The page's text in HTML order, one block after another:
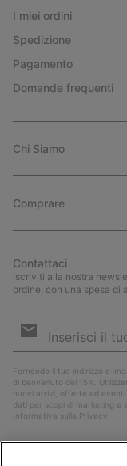
I miei ordini
Spedizione
Pagamento
Domande frequenti
Chi Siamo
Comprare
Contattaci
Iscriviti alla nostra
ordine, con una spesa di
e-
Fornendo il tuo indirizzo e-
di benvenuto del 15%.
nuovi arrivi, offerte ed eventi
dati per scopi di marketing e
Informativa sulla Privacy